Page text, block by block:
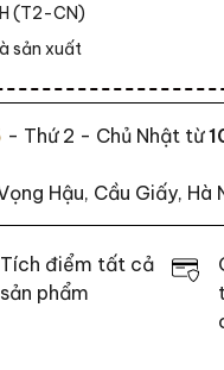
(T2-CN)
sản xuất
- Thứ 2 - Chủ Nhật từ
Hậu, Cầu Giấy, Hà
Tích điểm tất cả
sản phẩm